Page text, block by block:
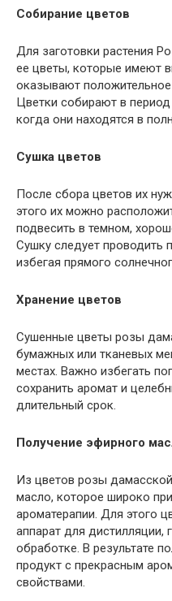
Собирание цветов
Для заготовки растения
ее цветы, которые имеют
оказывают
Цветки собирают в
когда они находятся в
Сушка цветов
После сбора цветов их
этого их можно
подвесить в темном,
Сушку следует проводить
избегая прямого
Хранение цветов
Сушенные цветы розы
бумажных или тканевых
местах. Важно избегать
сохранить аромат и
длительный срок.
Получение эфирного
Из цветов розы
масло, которое широко
ароматерапии. Для этого
аппарат для дистилляции,
обработке. В результате
продукт с прекрасным
свойствами.